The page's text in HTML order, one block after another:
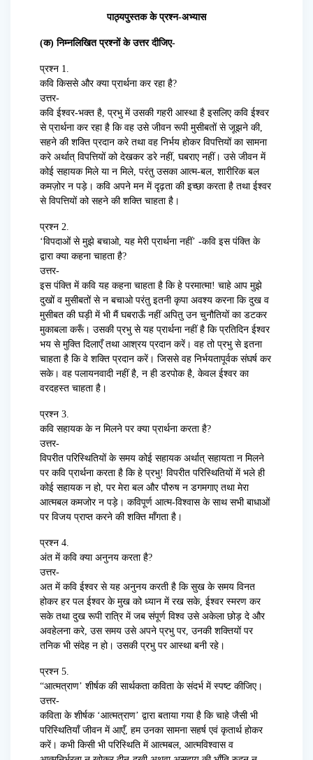
पाठ्यपुस्तक के प्रश्न-अभ्यास
(क) निम्नलिखित प्रश्नों के उत्तर दीजिए-
प्रश्न 1.
कवि किससे और क्या प्रार्थना कर रहा है?
उत्तर-
कवि ईश्वर-भक्त है, प्रभु में उसकी गहरी आस्था है इसलिए कवि ईश्वर
से प्रार्थना कर रहा है कि वह उसे जीवन रूपी मुसीबतों से जूझने की,
सहने की शक्ति प्रदान करे तथा वह निर्भय होकर विपत्तियों का सामना
करे अर्थात् विपत्तियों को देखकर डरे नहीं, घबराए नहीं। उसे जीवन में
कोई सहायक मिले या न मिले, परंतु उसका आत्म-बल, शारीरिक बल
कमज़ोर न पड़े। कवि अपने मन में दृढ़ता की इच्छा करता है तथा ईश्वर
से विपत्तियों को सहने की शक्ति चाहता है।
प्रश्न 2.
‘विपदाओं से मुझे बचाओ, यह मेरी प्रार्थना नहीं’ -कवि इस पंक्ति के
द्वारा क्या कहना चाहता है?
उत्तर-
इस पंक्ति में कवि यह कहना चाहता है कि हे परमात्मा! चाहे आप मुझे
दुखों व मुसीबतों से न बचाओ परंतु इतनी कृपा अवश्य करना कि दुख व
मुसीबत की घड़ी में भी मैं घबराऊँ नहीं अपितु उन चुनौतियों का डटकर
मुकाबला करूँ। उसकी प्रभु से यह प्रार्थना नहीं है कि प्रतिदिन ईश्वर
भय से मुक्ति दिलाएँ तथा आश्रय प्रदान करें। वह तो प्रभु से इतना
चाहता है कि वे शक्ति प्रदान करें। जिससे वह निर्भयतापूर्वक संघर्ष कर
सके। वह पलायनवादी नहीं है, न ही डरपोक है, केवल ईश्वर का
वरदहस्त चाहता है।
प्रश्न 3.
कवि सहायक के न मिलने पर क्या प्रार्थना करता है?
उत्तर-
विपरीत परिस्थितियों के समय कोई सहायक अर्थात् सहायता न मिलने
पर कवि प्रार्थना करता है कि हे प्रभु! विपरीत परिस्थितियों में भले ही
कोई सहायक न हो, पर मेरा बल और पौरुष न डगमगाए तथा मेरा
आत्मबल कमजोर न पड़े। कविपूर्ण आत्म-विश्वास के साथ सभी बाधाओं
पर विजय प्राप्त करने की शक्ति माँगता है।
प्रश्न 4.
अंत में कवि क्या अनुनय करता है?
उत्तर-
अत में कवि ईश्वर से यह अनुनय करती है कि सुख के समय विनत
होकर हर पल ईश्वर के मुख को ध्यान में रख सके, ईश्वर स्मरण कर
सके तथा दुख रूपी रात्रि में जब संपूर्ण विश्व उसे अकेला छोड़ दे और
अवहेलना करे, उस समय उसे अपने प्रभु पर, उनकी शक्तियों पर
तनिक भी संदेह न हो। उसकी प्रभु पर आस्था बनी रहे।
प्रश्न 5.
“आत्मत्राण’ शीर्षक की सार्थकता कविता के संदर्भ में स्पष्ट कीजिए।
उत्तर-
कविता के शीर्षक ‘आत्मत्राण’ द्वारा बताया गया है कि चाहे जैसी भी
परिस्थितियाँ जीवन में आएँ, हम उनका सामना सहर्ष एवं कृतार्थ होकर
करें। कभी किसी भी परिस्थिति में आत्मबल, आत्मविश्वास व